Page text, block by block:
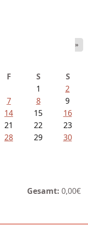
»
F S
S
1
2
7 8
9
14 15
16
21 22
23
28 29
30
Gesamt: 0,00€